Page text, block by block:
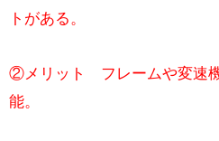
トがある。
②メリット フレームや変速
能。